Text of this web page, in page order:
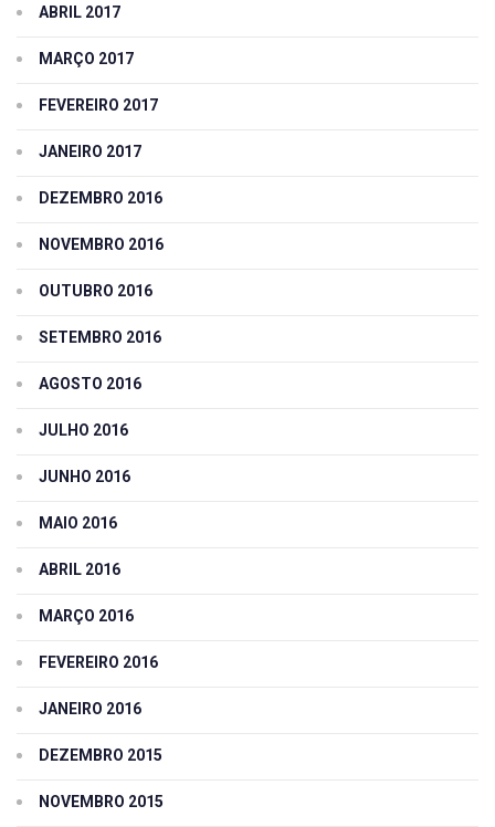
ABRIL 2017
MARÇO 2017
FEVEREIRO 2017
JANEIRO 2017
DEZEMBRO 2016
NOVEMBRO 2016
OUTUBRO 2016
SETEMBRO 2016
AGOSTO 2016
JULHO 2016
JUNHO 2016
MAIO 2016
ABRIL 2016
MARÇO 2016
FEVEREIRO 2016
JANEIRO 2016
DEZEMBRO 2015
NOVEMBRO 2015